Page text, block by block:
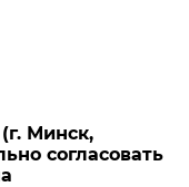
Минск,
согласовать